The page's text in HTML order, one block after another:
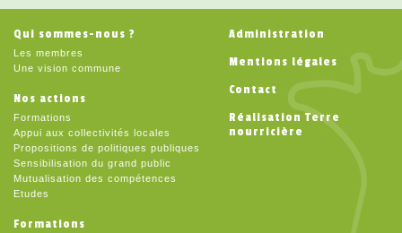
Qui sommes-nous ?
Les membres
Une vision commune
Nos actions
Formations
Appui aux collectivités locales
Propositions de politiques publiques
Sensibilisation du grand public
Mutualisation des compétences
Etudes
Formations
Administration
Mentions légales
Contact
Réalisation Terre
nourricière